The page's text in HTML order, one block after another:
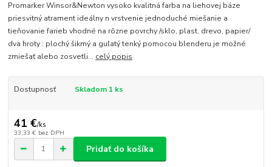
Promarker Winsor&Newton vysoko kvalitná farba na liehovej báze
priesvitný atrament ideálny n vrstvenie jednoduché miešanie a
tieňovanie farieb vhodné na rôzne povrchy /sklo, plast, drevo, papier/
dva hroty : plochý šikmý a guľatý tenký pomocou blenderu je možné
zmiešať alebo zosvetli... celý popis
Dostupnosť Skladom 1 ks
41 €/ks
33,33 € bez DPH
Pridať do košíka